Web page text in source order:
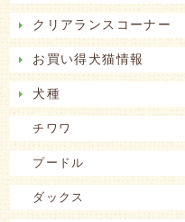
クリアランスコーナー
お買い得犬猫情報
犬種
チワワ
プードル
ダックス